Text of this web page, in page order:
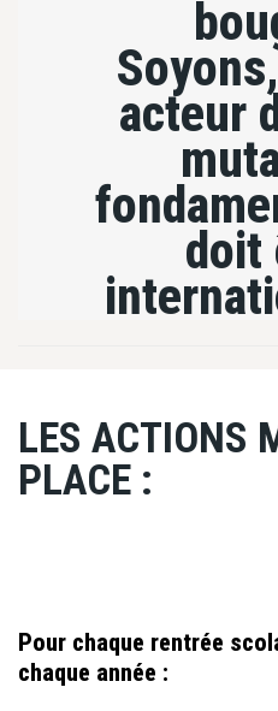
acteur
doit
LES ACTIONS
PLACE :
Pour chaque rentrée
chaque année :